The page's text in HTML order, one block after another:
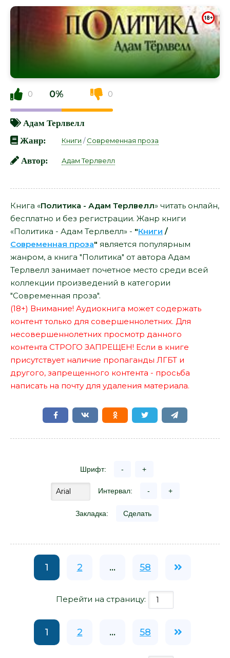
0 0% 0
Адам Терлвелл
Жанр:
Книги /Современная проза
Автор: Адам Терлвелл
Книга «Политика - Адам Терлвелл» читать онлайн,
бесплатно и без регистрации. Жанр книги
«Политика - Адам Терлвелл» - "Книги /
Современная проза" является популярным
жанром, а книга "Политика" от автора Адам
Терлвелл занимает почетное место среди всей
коллекции произведений в категории
"Современная проза".
(18+) Внимание! Аудиокнига может содержать
контент только для совершеннолетних. Для
несовершеннолетних просмотр данного
контента СТРОГО ЗАПРЕЩЕН! Если в книге
присутствует наличие пропаганды ЛГБТ и
другого, запрещенного контента - просьба
написать на почту для удаления материала.
Шрифт: - +
Интервал: - +
Закладка: Сделать
1 2 ... 58
Перейти на страницу:
1 2 ... 58